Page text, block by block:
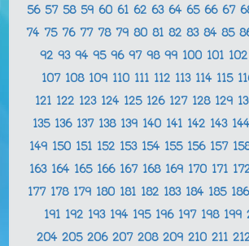
56 57 58 59 60 61 62 63 64 65 66 67
74 75 76 77 78 79 80 81 82 83 84 85
92 93 94 95 96 97 98 99 100 101 102
107 108 109 110 111 112 113 114 115
121 122 123 124 125 126 127 128 129
135 136 137 138 139 140 141 142 143 144
149 150 151 152 153 154 155 156 157
163 164 165 166 167 168 169 170 171
177 178 179 180 181 182 183 184 185 186
191 192 193 194 195 196 197 198 199
204 205 206 207 208 209 210 211